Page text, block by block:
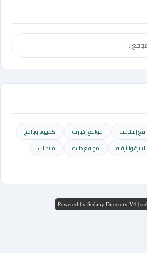
إسلامية مواقع إخباريه
كمبيوتر وبرامج
والترفيه مواقع طبيه
منتديات
Powered by Sedany Directory V4 |